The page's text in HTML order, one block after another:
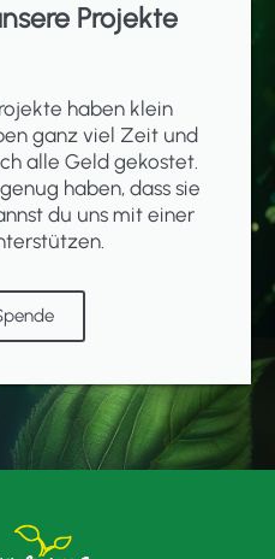
Projekte
haben klein
ganz viel Zeit und
alle Geld gekostet.
haben, dass sie
du uns mit einer